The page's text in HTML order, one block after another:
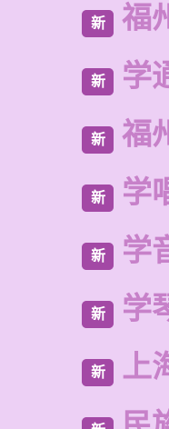
新 福
新 学
新 福
新 学
新 学
新 学
新 上